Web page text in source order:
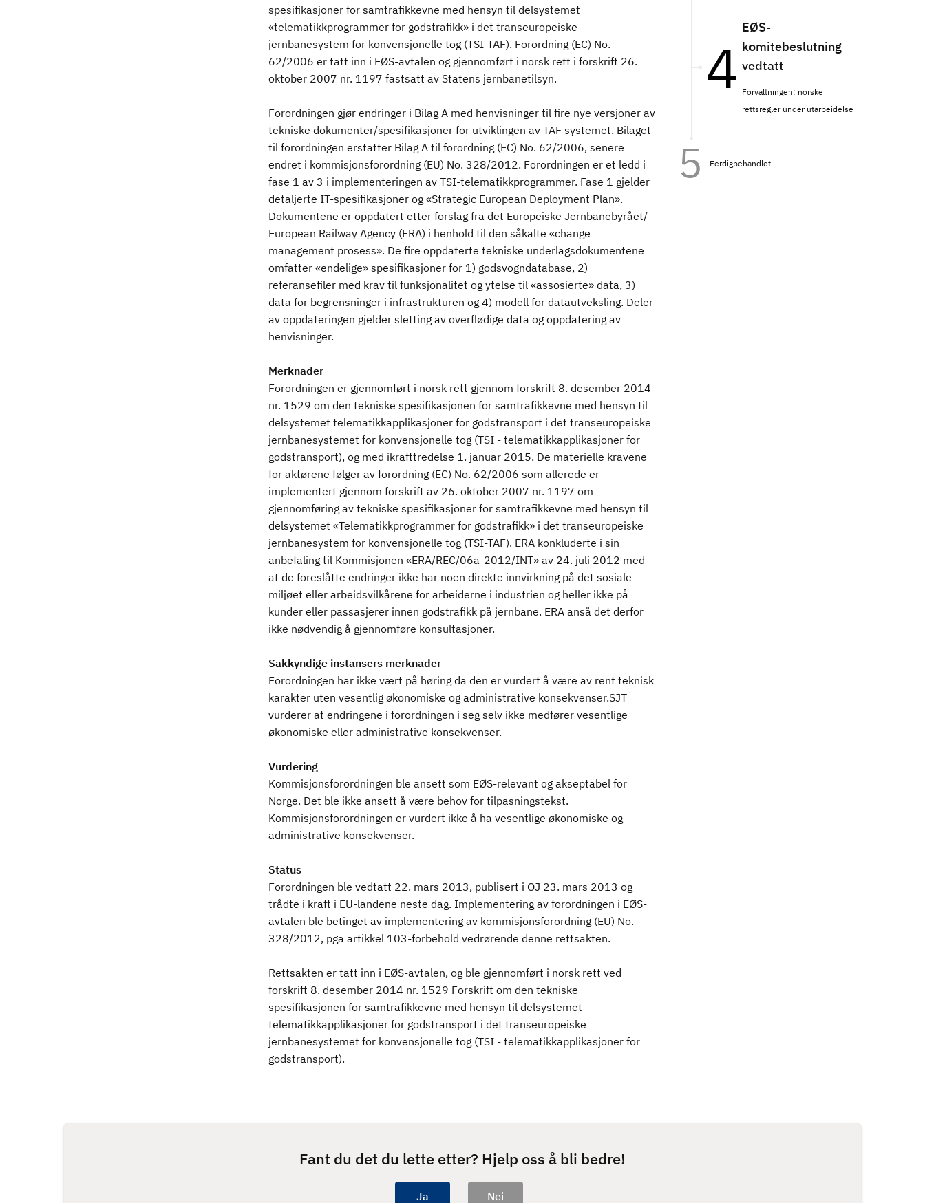
spesifikasjoner for samtrafikkevne med hensyn til delsystemet
«telematikkprogrammer for godstrafikk» i det transeuropeiske
jernbanesystem for konvensjonelle tog (TSI-TAF). Forordning (EC) No.
62/2006 er tatt inn i EØS-avtalen og gjennomført i norsk rett i forskrift 26.
oktober 2007 nr. 1197 fastsatt av Statens jernbanetilsyn.
Forordningen gjør endringer i Bilag A med henvisninger til fire nye versjoner av
tekniske dokumenter/spesifikasjoner for utviklingen av TAF systemet. Bilaget
til forordningen erstatter Bilag A til forordning (EC) No. 62/2006, senere
endret i kommisjonsforordning (EU) No. 328/2012. Forordningen er et ledd i
fase 1 av 3 i implementeringen av TSI-telematikkprogrammer. Fase 1 gjelder
detaljerte IT-spesifikasjoner og «Strategic European Deployment Plan».
Dokumentene er oppdatert etter forslag fra det Europeiske Jernbanebyrået/
European Railway Agency (ERA) i henhold til den såkalte «change
management prosess». De fire oppdaterte tekniske underlagsdokumentene
omfatter «endelige» spesifikasjoner for 1) godsvogndatabase, 2)
referansefiler med krav til funksjonalitet og ytelse til «assosierte» data, 3)
data for begrensninger i infrastrukturen og 4) modell for datautveksling. Deler
av oppdateringen gjelder sletting av overflødige data og oppdatering av
henvisninger.
Merknader
Forordningen er gjennomført i norsk rett gjennom forskrift 8. desember 2014
nr. 1529 om den tekniske spesifikasjonen for samtrafikkevne med hensyn til
delsystemet telematikkapplikasjoner for godstransport i det transeuropeiske
jernbanesystemet for konvensjonelle tog (TSI - telematikkapplikasjoner for
godstransport), og med ikrafttredelse 1. januar 2015. De materielle kravene
for aktørene følger av forordning (EC) No. 62/2006 som allerede er
implementert gjennom forskrift av 26. oktober 2007 nr. 1197 om
gjennomføring av tekniske spesifikasjoner for samtrafikkevne med hensyn til
delsystemet «Telematikkprogrammer for godstrafikk» i det transeuropeiske
jernbanesystem for konvensjonelle tog (TSI-TAF). ERA konkluderte i sin
anbefaling til Kommisjonen «ERA/REC/06a-2012/INT» av 24. juli 2012 med
at de foreslåtte endringer ikke har noen direkte innvirkning på det sosiale
miljøet eller arbeidsvilkårene for arbeiderne i industrien og heller ikke på
kunder eller passasjerer innen godstrafikk på jernbane. ERA anså det derfor
ikke nødvendig å gjennomføre konsultasjoner.
Sakkyndige instansers merknader
Forordningen har ikke vært på høring da den er vurdert å være av rent teknisk
karakter uten vesentlig økonomiske og administrative konsekvenser.SJT
vurderer at endringene i forordningen i seg selv ikke medfører vesentlige
økonomiske eller administrative konsekvenser.
Vurdering
Kommisjonsforordningen ble ansett som EØS-relevant og akseptabel for
Norge. Det ble ikke ansett å være behov for tilpasningstekst.
Kommisjonsforordningen er vurdert ikke å ha vesentlige økonomiske og
administrative konsekvenser.
Status
Forordningen ble vedtatt 22. mars 2013, publisert i OJ 23. mars 2013 og
trådte i kraft i EU-landene neste dag. Implementering av forordningen i EØS-
avtalen ble betinget av implementering av kommisjonsforordning (EU) No.
328/2012, pga artikkel 103-forbehold vedrørende denne rettsakten.
Rettsakten er tatt inn i EØS-avtalen, og ble gjennomført i norsk rett ved
forskrift 8. desember 2014 nr. 1529 Forskrift om den tekniske
spesifikasjonen for samtrafikkevne med hensyn til delsystemet
telematikkapplikasjoner for godstransport i det transeuropeiske
jernbanesystemet for konvensjonelle tog (TSI - telematikkapplikasjoner for
godstransport).
EØS-
komitebeslutning
vedtatt
Forvaltningen: norske
rettsregler under utarbeidelse
Ferdigbehandlet
Fant du det du lette etter? Hjelp oss å bli bedre!